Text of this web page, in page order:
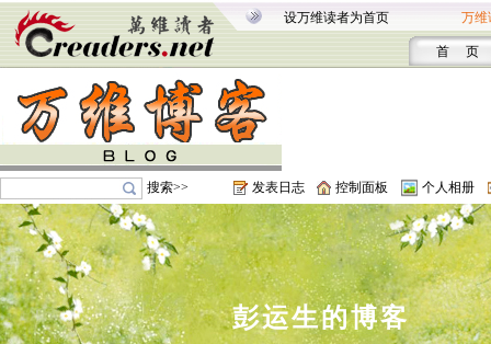
设万维读者为首页 万维
首 页
搜索>> 发表日志 控制面板 个人相册
彭运生的博客